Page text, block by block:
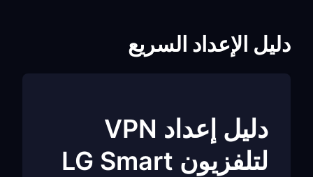
دليل الإعداد السريع
دليل إعداد VPN
لتلفزيون LG Smart